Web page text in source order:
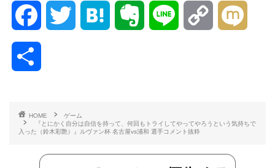
b
o
t n n
HOME
ゲーム
『とにかく自分は自信を持って、何回もトライしてやってやろうという気持ちで
入った（鈴木彩艶）』ルヴァン杯 名古屋vs浦和 選手コメント抜粋